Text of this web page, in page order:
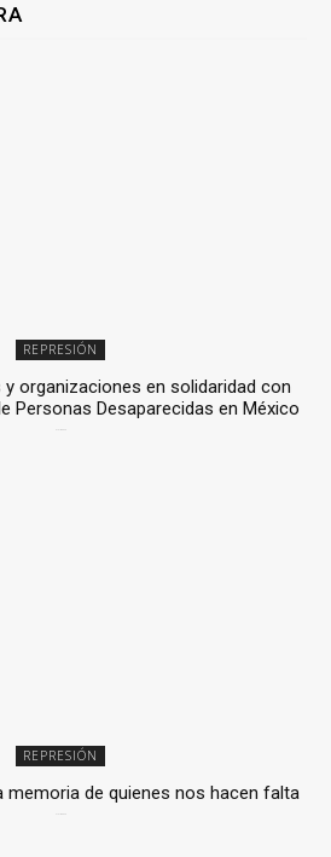
REPRESIÓN
organizaciones en solidaridad con
Personas Desaparecidas en México
REPRESIÓN
memoria de quienes nos hacen falta